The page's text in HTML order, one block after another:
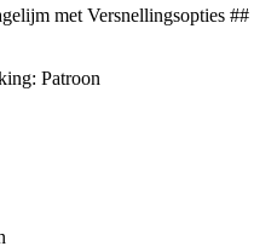
met Versnellingsopties ##
Patroon